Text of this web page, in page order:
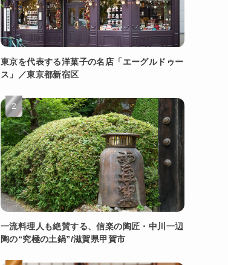
東京を代表する洋菓子の名店「エーグルドゥー
ス」／東京都新宿区
一流料理人も絶賛する、信楽の陶匠・中川一辺
陶の“究極の土鍋”/滋賀県甲賀市